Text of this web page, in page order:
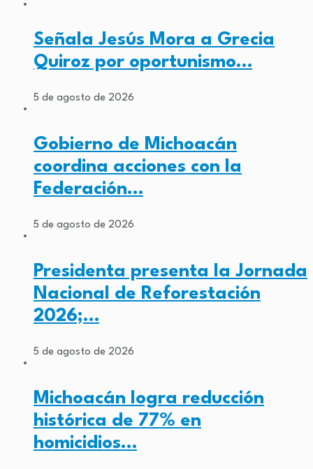
Señala Jesús Mora a Grecia
Quiroz por oportunismo…
5 de agosto de 2026
Gobierno de Michoacán
coordina acciones con la
Federación…
5 de agosto de 2026
Presidenta presenta la Jornada
Nacional de Reforestación
2026;…
5 de agosto de 2026
Michoacán logra reducción
histórica de 77% en
homicidios…